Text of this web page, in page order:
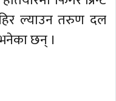
ल्याउन तरुण दल
छन् ।